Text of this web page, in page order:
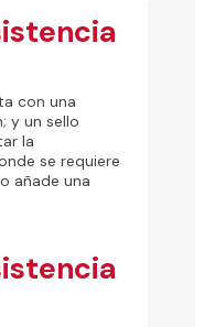
con una
y un sello
la
se requiere
añade una